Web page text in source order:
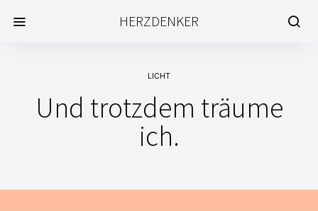
HERZDENKER
LICHT
Und trotzdem träume
ich.